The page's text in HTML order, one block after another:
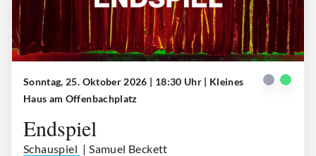
Sonntag, 25. Oktober 2026 | 18:30 Uhr | Kleines
Haus am Offenbachplatz
Endspiel
Schauspiel | Samuel Beckett